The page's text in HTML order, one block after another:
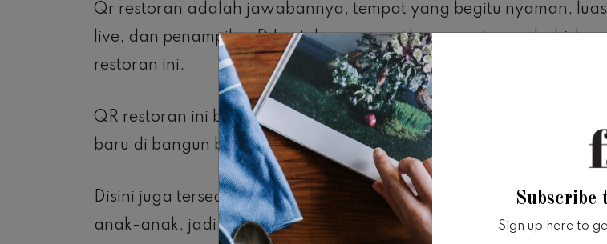
Qr restoran adalah jawabannya, tempat yang begitu nyaman,
live, dan penampilan DJ untuk menemani kamu saat
restoran ini.
QR restoran ini berdesain dengan ciri khas jepang, dan ternyata
baru di bangun beberapa bulan yang lalu.
Disini juga tersedia makanan untuk anak-anak tersedia khusus
anak-anak, jadi tidak perlu khawatir lagi saat mengajak anaknya
Subscribe
Sign up here to